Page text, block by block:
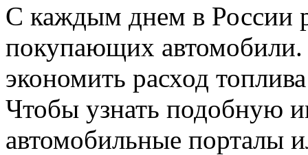
С каждым днем в России
покупающих автомобили.
экономить расход топлива
Чтобы узнать подобную
автомобильные порталы